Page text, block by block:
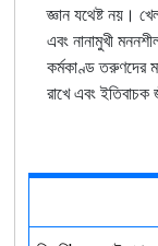
জ্ঞান যথেষ্ট নয়।
এবং নানামুখী
কর্মকাণ্ড তরুণদের
রাখে এবং ইতিবাচক